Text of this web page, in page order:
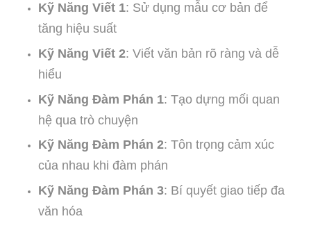
Kỹ Năng Viết 1: Sử dụng mẫu cơ bản để
tăng hiệu suất
Kỹ Năng Viết 2: Viết văn bản rõ ràng và dễ
hiểu
Kỹ Năng Đàm Phán 1: Tạo dựng mối quan
hệ qua trò chuyện
Kỹ Năng Đàm Phán 2: Tôn trọng cảm xúc
của nhau khi đàm phán
Kỹ Năng Đàm Phán 3: Bí quyết giao tiếp đa
văn hóa